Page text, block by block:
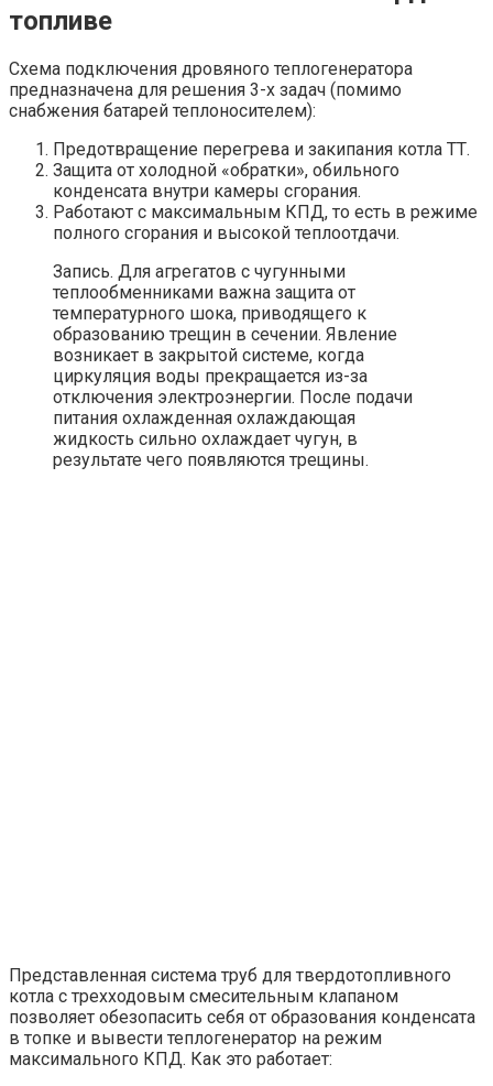
топливе
Схема подключения дровяного теплогенератора
предназначена для решения 3-х задач (помимо
снабжения батарей теплоносителем):
Предотвращение перегрева и закипания котла ТТ.
Защита от холодной «обратки», обильного
конденсата внутри камеры сгорания.
Работают с максимальным КПД, то есть в режиме
полного сгорания и высокой теплоотдачи.
Запись. Для агрегатов с чугунными
теплообменниками важна защита от
температурного шока, приводящего к
образованию трещин в сечении. Явление
возникает в закрытой системе, когда
циркуляция воды прекращается из-за
отключения электроэнергии. После подачи
питания охлажденная охлаждающая
жидкость сильно охлаждает чугун, в
результате чего появляются трещины.
Представленная система труб для твердотопливного
котла с трехходовым смесительным клапаном
позволяет обезопасить себя от образования конденсата
в топке и вывести теплогенератор на режим
максимального КПД. Как это работает: